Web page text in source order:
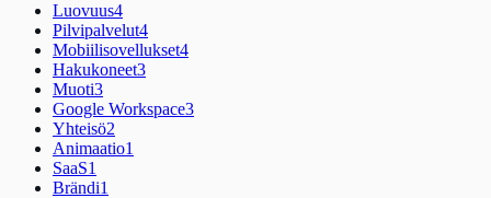
Luovuus4
Pilvipalvelut4
Mobiilisovellukset4
Hakukoneet3
Muoti3
Google Workspace3
Yhteisö2
Animaatio1
SaaS1
Brändi1